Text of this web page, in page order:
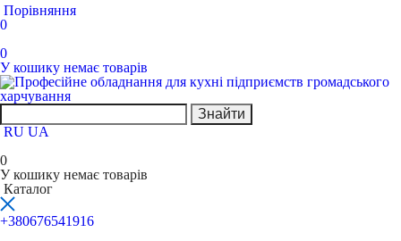
Порівняння
0
0
У кошику немає товарів
Знайти
RU UA
0
У кошику немає товарів
Каталог
+380676541916